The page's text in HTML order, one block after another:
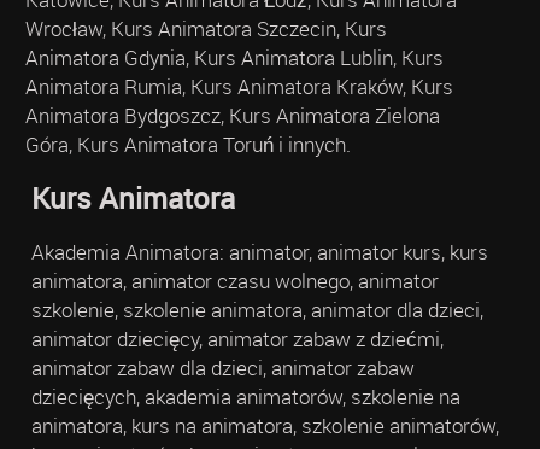
Wrocław, Kurs Animatora Szczecin, Kurs
Animatora Gdynia, Kurs Animatora Lublin, Kurs
Animatora Rumia, Kurs Animatora Kraków, Kurs
Animatora Bydgoszcz, Kurs Animatora Zielona
Góra, Kurs Animatora Toruń i innych.
Kurs Animatora
Akademia Animatora: animator, animator kurs, kurs
animatora, animator czasu wolnego, animator
szkolenie, szkolenie animatora, animator dla dzieci,
animator dziecięcy, animator zabaw z dziećmi,
animator zabaw dla dzieci, animator zabaw
dziecięcych, akademia animatorów, szkolenie na
animatora, kurs na animatora, szkolenie animatorów,